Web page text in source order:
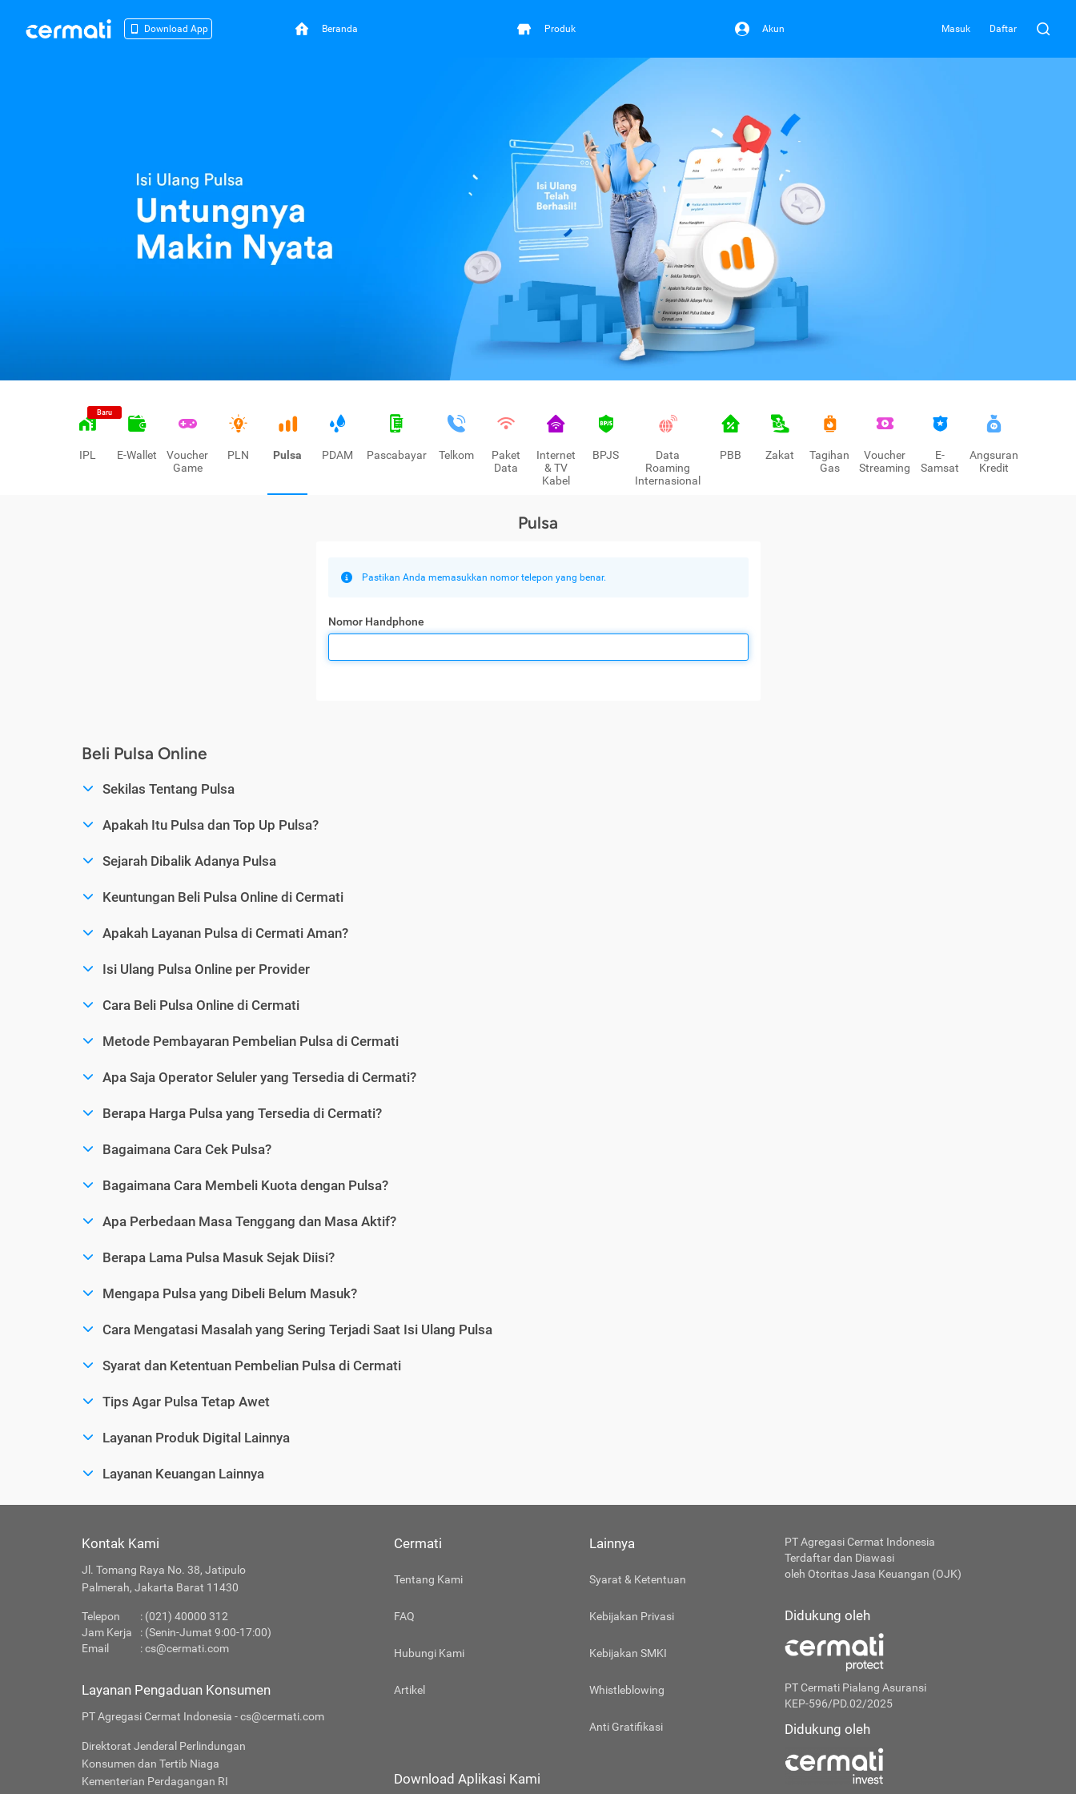
Download App Beranda Produk Akun Masuk Daftar
Baru
IPL E-Wallet
Voucher
Game
PLN Pulsa PDAM Pascabayar Telkom
Paket
Data
Internet
& TV
Kabel
BPJS
Data
Roaming
Internasional
PBB Zakat
Tagihan
Gas
Voucher
Streaming
E-
Samsat
Angsuran
Kredit
Pulsa
Pastikan Anda memasukkan nomor telepon yang benar.
Nomor Handphone
Beli Pulsa Online
Sekilas Tentang Pulsa
Apakah Itu Pulsa dan Top Up Pulsa?
Sejarah Dibalik Adanya Pulsa
Keuntungan Beli Pulsa Online di Cermati
Apakah Layanan Pulsa di Cermati Aman?
Isi Ulang Pulsa Online per Provider
Cara Beli Pulsa Online di Cermati
Metode Pembayaran Pembelian Pulsa di Cermati
Apa Saja Operator Seluler yang Tersedia di Cermati?
Berapa Harga Pulsa yang Tersedia di Cermati?
Bagaimana Cara Cek Pulsa?
Bagaimana Cara Membeli Kuota dengan Pulsa?
Apa Perbedaan Masa Tenggang dan Masa Aktif?
Berapa Lama Pulsa Masuk Sejak Diisi?
Mengapa Pulsa yang Dibeli Belum Masuk?
Cara Mengatasi Masalah yang Sering Terjadi Saat Isi Ulang Pulsa
Syarat dan Ketentuan Pembelian Pulsa di Cermati
Tips Agar Pulsa Tetap Awet
Layanan Produk Digital Lainnya
Layanan Keuangan Lainnya
Kontak Kami
Jl. Tomang Raya No. 38, Jatipulo
Palmerah, Jakarta Barat 11430
Telepon
: (021) 40000 312
Jam Kerja
: (Senin-Jumat 9:00-17:00)
Email
:cs@cermati.com
Layanan Pengaduan Konsumen
PT Agregasi Cermat Indonesia - cs@cermati.com
Direktorat Jenderal Perlindungan
Konsumen dan Tertib Niaga
Kementerian Perdagangan RI
Cermati
Tentang Kami
FAQ
Hubungi Kami
Artikel
Lainnya
Syarat & Ketentuan
Kebijakan Privasi
Kebijakan SMKI
Whistleblowing
Anti Gratifikasi
Download Aplikasi Kami
PT Agregasi Cermat Indonesia
Terdaftar dan Diawasi
oleh Otoritas Jasa Keuangan (OJK)
Didukung oleh
PT Cermati Pialang Asuransi
KEP-596/PD.02/2025
Didukung oleh